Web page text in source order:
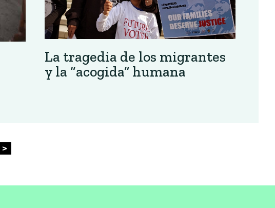
La tragedia de los migrantes
y la “acogida” humana
>